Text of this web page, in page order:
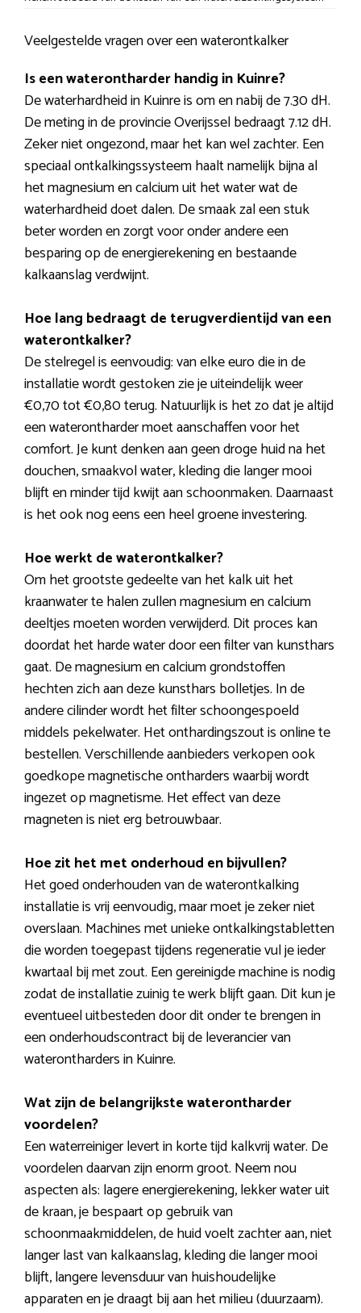
Veelgestelde vragen over een waterontkalker
Is een waterontharder handig in Kuinre?
De waterhardheid in Kuinre is om en nabij de 7.30 dH.
De meting in de provincie Overijssel bedraagt 7.12 dH.
Zeker niet ongezond, maar het kan wel zachter. Een
speciaal ontkalkingssysteem haalt namelijk bijna al
het magnesium en calcium uit het water wat de
waterhardheid doet dalen. De smaak zal een stuk
beter worden en zorgt voor onder andere een
besparing op de energierekening en bestaande
kalkaanslag verdwijnt.
Hoe lang bedraagt de terugverdientijd van een
waterontkalker?
De stelregel is eenvoudig: van elke euro die in de
installatie wordt gestoken zie je uiteindelijk weer
€0,70 tot €0,80 terug. Natuurlijk is het zo dat je altijd
een waterontharder moet aanschaffen voor het
comfort. Je kunt denken aan geen droge huid na het
douchen, smaakvol water, kleding die langer mooi
blijft en minder tijd kwijt aan schoonmaken. Daarnaast
is het ook nog eens een heel groene investering.
Hoe werkt de waterontkalker?
Om het grootste gedeelte van het kalk uit het
kraanwater te halen zullen magnesium en calcium
deeltjes moeten worden verwijderd. Dit proces kan
doordat het harde water door een filter van kunsthars
gaat. De magnesium en calcium grondstoffen
hechten zich aan deze kunsthars bolletjes. In de
andere cilinder wordt het filter schoongespoeld
middels pekelwater. Het onthardingszout is online te
bestellen. Verschillende aanbieders verkopen ook
goedkope magnetische ontharders waarbij wordt
ingezet op magnetisme. Het effect van deze
magneten is niet erg betrouwbaar.
Hoe zit het met onderhoud en bijvullen?
Het goed onderhouden van de waterontkalking
installatie is vrij eenvoudig, maar moet je zeker niet
overslaan. Machines met unieke ontkalkingstabletten
die worden toegepast tijdens regeneratie vul je ieder
kwartaal bij met zout. Een gereinigde machine is nodig
zodat de installatie zuinig te werk blijft gaan. Dit kun je
eventueel uitbesteden door dit onder te brengen in
een onderhoudscontract bij de leverancier van
waterontharders in Kuinre.
Wat zijn de belangrijkste waterontharder
voordelen?
Een waterreiniger levert in korte tijd kalkvrij water. De
voordelen daarvan zijn enorm groot. Neem nou
aspecten als: lagere energierekening, lekker water uit
de kraan, je bespaart op gebruik van
schoonmaakmiddelen, de huid voelt zachter aan, niet
langer last van kalkaanslag, kleding die langer mooi
blijft, langere levensduur van huishoudelijke
apparaten en je draagt bij aan het milieu (duurzaam).